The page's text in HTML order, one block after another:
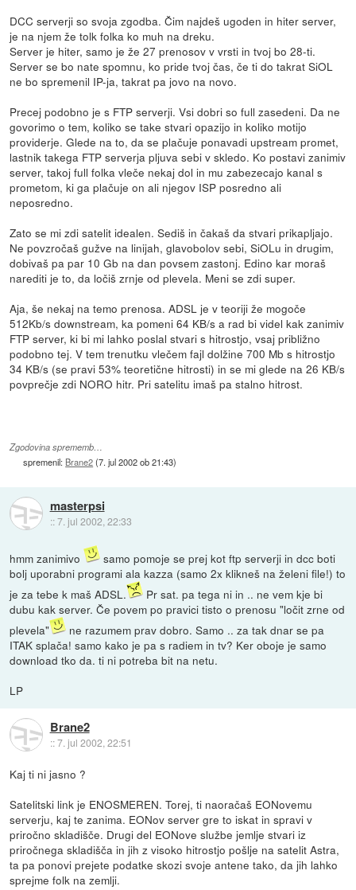
DCC serverji so svoja zgodba. Čim najdeš ugoden in hiter server,
je na njem že tolk folka ko muh na dreku.
Server je hiter, samo je že 27 prenosov v vrsti in tvoj bo 28-ti.
Server se bo nate spomnu, ko pride tvoj čas, če ti do takrat SiOL
ne bo spremenil IP-ja, takrat pa jovo na novo.
Precej podobno je s FTP serverji. Vsi dobri so full zasedeni. Da ne
govorimo o tem, koliko se take stvari opazijo in koliko motijo
providerje. Glede na to, da se plačuje ponavadi upstream promet,
lastnik takega FTP serverja pljuva sebi v skledo. Ko postavi zanimiv
server, takoj full folka vleče nekaj dol in mu zabezecajo kanal s
prometom, ki ga plačuje on ali njegov ISP posredno ali
neposredno.
Zato se mi zdi satelit idealen. Sediš in čakaš da stvari prikapljajo.
Ne povzročaš gužve na linijah, glavobolov sebi, SiOLu in drugim,
dobivaš pa par 10 Gb na dan povsem zastonj. Edino kar moraš
narediti je to, da ločiš zrnje od plevela. Meni se zdi super.
Aja, še nekaj na temo prenosa. ADSL je v teoriji že mogoče
512Kb/s downstream, ka pomeni 64 KB/s a rad bi videl kak zanimiv
FTP server, ki bi mi lahko poslal stvari s hitrostjo, vsaj približno
podobno tej. V tem trenutku vlečem fajl dolžine 700 Mb s hitrostjo
34 KB/s (se pravi 53% teoretične hitrosti) in se mi glede na 26 KB/s
povprečje zdi NORO hitr. Pri satelitu imaš pa stalno hitrost.
Zgodovina sprememb…
spremenil: Brane2(7. jul 2002 ob 21:43)
masterpsi
::7. jul 2002, 22:33
hmm zanimivo
samo pomoje se prej kot ftp serverji in dcc boti
bolj uporabni programi ala kazza (samo 2x klikneš na želeni file!) to
je za tebe k maš ADSL.
Pr sat. pa tega ni in .. ne vem kje bi
dubu kak server. Če povem po pravici tisto o prenosu "ločit zrne od
plevela"
ne razumem prav dobro. Samo .. za tak dnar se pa
ITAK splača! samo kako je pa s radiem in tv? Ker oboje je samo
download tko da. ti ni potreba bit na netu.
LP
Brane2
::7. jul 2002, 22:51
Kaj ti ni jasno ?
Satelitski link je ENOSMEREN. Torej, ti naoračaš EONovemu
serverju, kaj te zanima. EONov server gre to iskat in spravi v
priročno skladišče. Drugi del EONove službe jemlje stvari iz
priročnega skladišča in jih z visoko hitrostjo pošlje na satelit Astra,
ta pa ponovi prejete podatke skozi svoje antene tako, da jih lahko
sprejme folk na zemlji.